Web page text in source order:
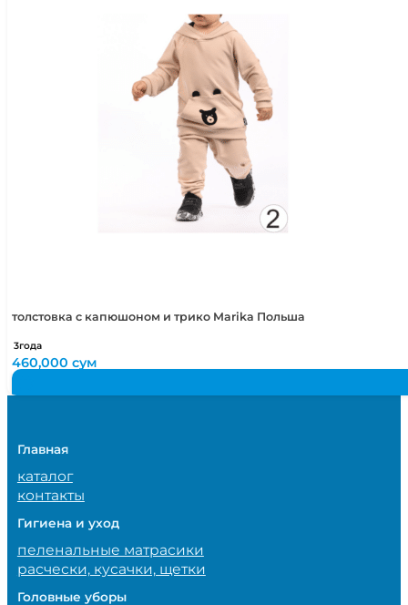
толстовка с капюшоном и трико Marika Польша
3года
460,000сум
Главная
каталог
контакты
Гигиена и уход
пеленальные матрасики
расчески, кусачки, щетки
Головные уборы